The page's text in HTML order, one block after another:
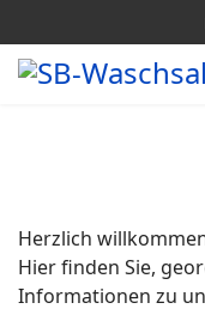
Herzlich
Hier finden Sie,
Informationen zu